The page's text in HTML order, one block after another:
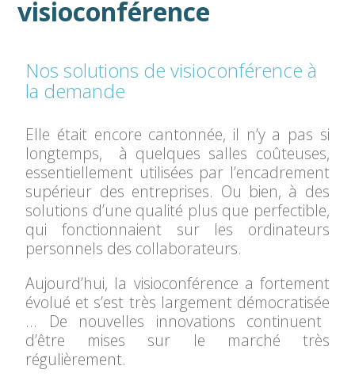
visioconférence
Nos solutions de visioconférence à
la demande
Elle était encore cantonnée, il n’y a pas si
longtemps, à quelques salles coûteuses,
essentiellement utilisées par l’encadrement
supérieur des entreprises. Ou bien, à des
solutions d’une qualité plus que perfectible,
qui fonctionnaient sur les ordinateurs
personnels des collaborateurs.
Aujourd’hui, la visioconférence a fortement
évolué et s’est très largement démocratisée
… De nouvelles innovations continuent
d’être mises sur le marché très
régulièrement.